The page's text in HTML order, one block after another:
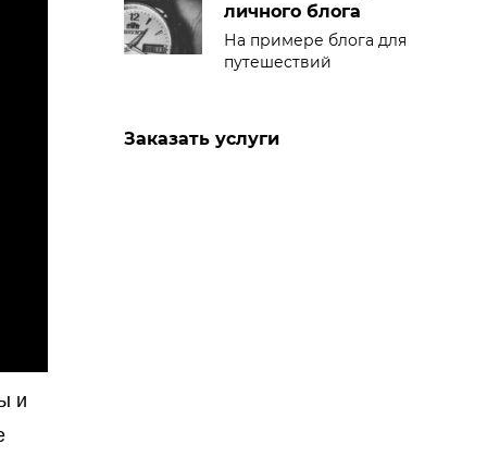
и
личного блога
На примере блога для
путешествий
Заказать услуги